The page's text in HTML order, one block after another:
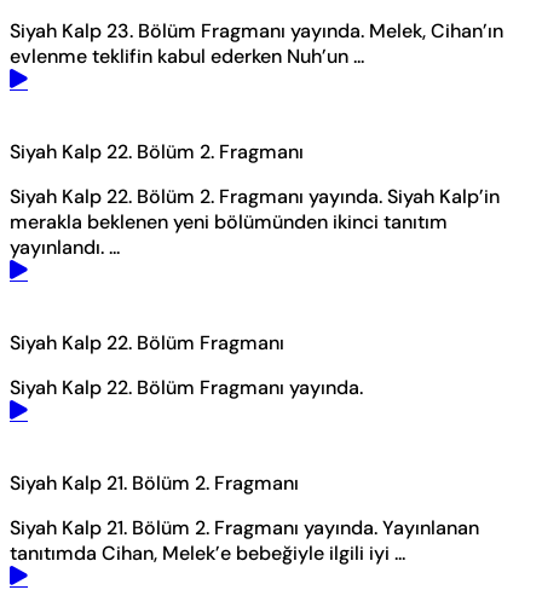
Siyah Kalp 23. Bölüm Fragmanı yayında. Melek, Cihan’ın
evlenme teklifin kabul ederken Nuh’un ...
Siyah Kalp 22. Bölüm 2. Fragmanı
Siyah Kalp 22. Bölüm 2. Fragmanı yayında. Siyah Kalp’in
merakla beklenen yeni bölümünden ikinci tanıtım
yayınlandı. ...
Siyah Kalp 22. Bölüm Fragmanı
Siyah Kalp 22. Bölüm Fragmanı yayında.
Siyah Kalp 21. Bölüm 2. Fragmanı
Siyah Kalp 21. Bölüm 2. Fragmanı yayında. Yayınlanan
tanıtımda Cihan, Melek’e bebeğiyle ilgili iyi ...